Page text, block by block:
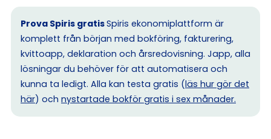
Prova Spiris gratisSpiris ekonomiplattform är
komplett från början med bokföring, fakturering,
kvittoapp, deklaration och årsredovisning. Japp, alla
lösningar du behöver för att automatisera och
kunna ta ledigt. Alla kan testa gratis (läs hur gör det
här) och nystartade bokför gratis i sex månader.